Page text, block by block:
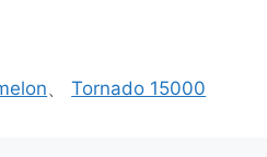
、Tornado 15000